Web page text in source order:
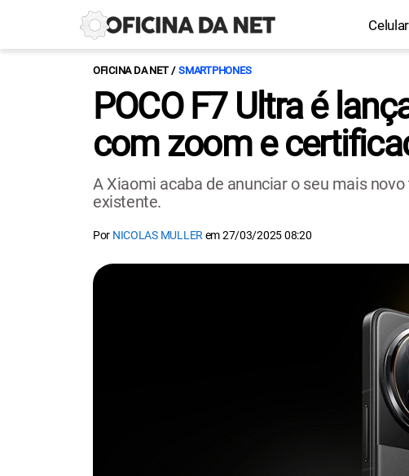
OFICINA DA NET SMARTPHONES
POCO F7 Ultra é
com zoom e
A Xiaomi acaba de anunciar o seu mais
existente.
Por NICOLAS MULLER em27/03/2025 08:20